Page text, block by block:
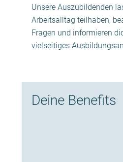
Unsere Auszubildenden
Arbeitsalltag teilhaben,
Fragen und informieren
vielseitiges
Deine Benefits